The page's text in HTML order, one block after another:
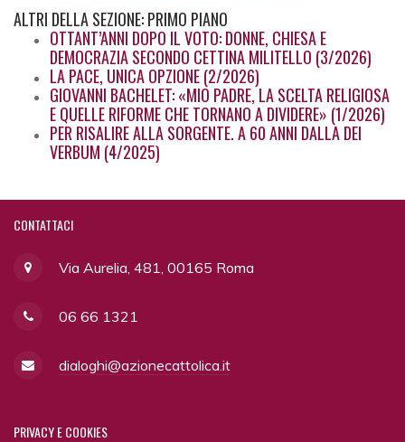
ALTRI DELLA SEZIONE: PRIMO PIANO
OTTANT’ANNI DOPO IL VOTO: DONNE, CHIESA E
DEMOCRAZIA SECONDO CETTINA MILITELLO (3/2026)
LA PACE, UNICA OPZIONE (2/2026)
GIOVANNI BACHELET: «MIO PADRE, LA SCELTA RELIGIOSA
E QUELLE RIFORME CHE TORNANO A DIVIDERE» (1/2026)
PER RISALIRE ALLA SORGENTE. A 60 ANNI DALLA DEI
VERBUM (4/2025)
CONTATTACI
Via Aurelia, 481, 00165 Roma
06 66 1321
dialoghi@azionecattolica.it
PRIVACYE COOKIES